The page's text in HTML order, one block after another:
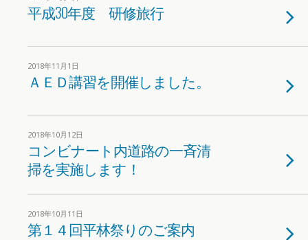
平成30年度 研修旅行
2018年11月1日
ＡＥＤ講習を開催しました。
2018年10月12日
コンビナート内道路の一斉清
掃を実施します！
2018年10月11日
第１４回平林祭りのご案内